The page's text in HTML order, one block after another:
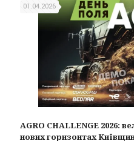
01.04.2026
AGRO CHALLENGE 2026:
нових горизонтах